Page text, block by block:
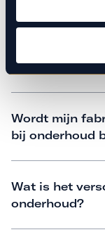
auto nodig
Is vervangend
Wordt mijn
bij onderhoud
Wat is het
onderhoud?